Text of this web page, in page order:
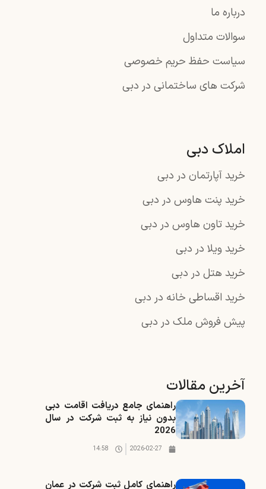
درباره ما
سوالات متداول
سیاست حفظ حریم خصوصی
شرکت های ساختمانی در دبی
املاک دبی
خرید آپارتمان در دبی
خرید پنت هاوس در دبی
خرید تاون هاوس در دبی
خرید ویلا در دبی
خرید هتل در دبی
خرید اقساطی خانه در دبی
پیش فروش ملک در دبی
آخرین مقالات
راهنمای جامع دریافت اقامت دبی
بدون نیاز به ثبت شرکت در سال
2026
2026-02-27
14:58
راهنمای کامل ثبت شرکت در عمان